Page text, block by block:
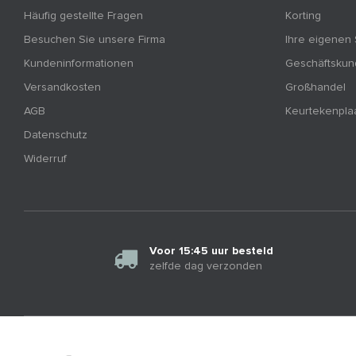
Häufig gestellte Fragen
Besuchen Sie unsere Firma
Kundeninformationen
Versandkosten
AGB
Datenschutz
Widerruf
Korting
Ihre eigenen
Großhandel
Voor 15:45 uur besteld
zelfde dag verzonden